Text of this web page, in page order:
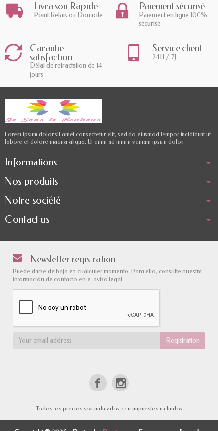
Livraison Rapide
Point Relais ou Domicile
Paiement sécurisé
Paiement en ligne 100%
sécurisé
Garantie
satisfaction
Délai de rétractation de 14
jours
Service client
24H / 7J
Lorem ipsum dolor sit amet consectetur elit, sed do eiusmod tempor incididunt ut
labore et dolore magna aliqua. Ut enim ad minim veniam ipsum dolor.
Informations
Nos produits
Notre société
Contact us
Newsletter registration
Puede darse de baja en cualquier momento. Para ello, consulte nuestra
información de contacto en el aviso legal.
Todos los precios son indicados con impuestos incluidos